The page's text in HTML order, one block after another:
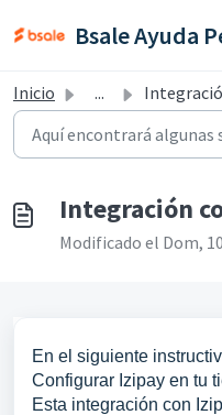
Bsale Ayuda
Inicio ... Integración
Integración
Modificado el Dom,
En el siguiente
Configurar Izipay en tu
Esta integración con